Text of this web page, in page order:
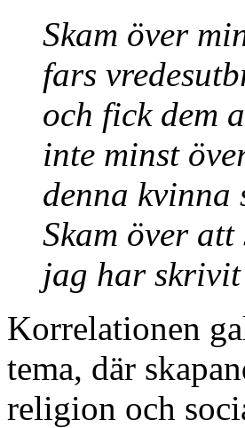
Skam över
fars
och fick dem
inte minst
denna
Skam över
jag har skrivit
Korrelationen
tema, där
religion och